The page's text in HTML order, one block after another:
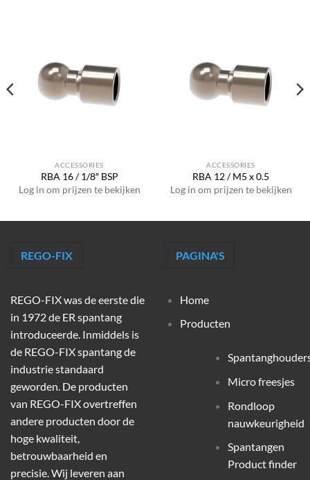
ACCESSORIES
RBA 16 / 1/8″ BSP
Log in om prijzen te bekijken
ACCESSORIES
RBA 12 / M5 x 0.5
Log in om prijzen te bekijken
REGO-FIX
REGO-FIX was de eerste die
in 1972 de ER spantang
introduceerde. Inmiddels is
de REGO-FIX spantang de
industrie standaard
geworden. De producten
van REGO-FIX overtreffen
andere producten door de
hoge kwaliteit,
betrouwbaarheid en
precisie. Wij leveren aan
PAGINA'S
Home
Producten
Micro freesjes
Rondloop
nauwkeurigheid
Spantangen
Product finder